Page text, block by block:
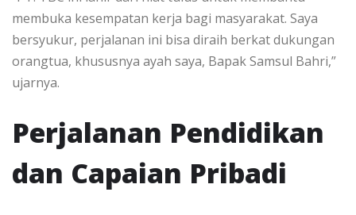
membuka kesempatan kerja bagi masyarakat. Saya
bersyukur, perjalanan ini bisa diraih berkat dukungan
orangtua, khususnya ayah saya, Bapak Samsul Bahri,”
ujarnya.
Perjalanan Pendidikan
dan Capaian Pribadi